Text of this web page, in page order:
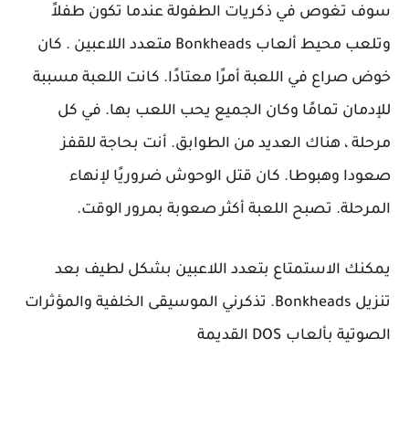
سوف تغوص في ذكريات الطفولة عندما تكون طفلاً
وتلعب محيط ألعاب Bonkheads متعدد اللاعبين . كان
خوض صراع في اللعبة أمرًا معتادًا. كانت اللعبة مسببة
للإدمان تمامًا وكان الجميع يحب اللعب بها. في كل
مرحلة ، هناك العديد من الطوابق. أنت بحاجة للقفز
صعودا وهبوطا. كان قتل الوحوش ضروريًا لإنهاء
المرحلة. تصبح اللعبة أكثر صعوبة بمرور الوقت.
يمكنك الاستمتاع بتعدد اللاعبين بشكل لطيف بعد
تنزيل Bonkheads. تذكرني الموسيقى الخلفية والمؤثرات
الصوتية بألعاب DOS القديمة